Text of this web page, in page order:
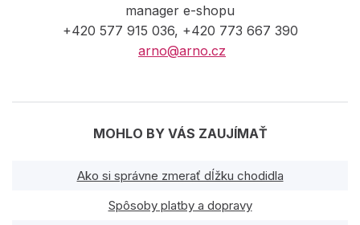
manager e-shopu
+420 577 915 036, +420 773 667 390
arno@arno.cz
MOHLO BY VÁS ZAUJÍMAŤ
Ako si správne zmerať dĺžku chodidla
Spôsoby platby a dopravy